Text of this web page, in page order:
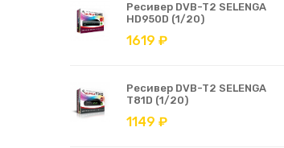
Ресивер DVB-T2 SELENGA
HD950D (1/20)
1619 ₽
Ресивер DVB-T2 SELENGA
T81D (1/20)
1149 ₽